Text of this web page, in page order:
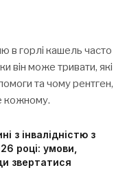
в горлі кашель часто
він може тривати, які
та чому рентген,
кожному.
з інвалідністю з
році: умови,
звертатися